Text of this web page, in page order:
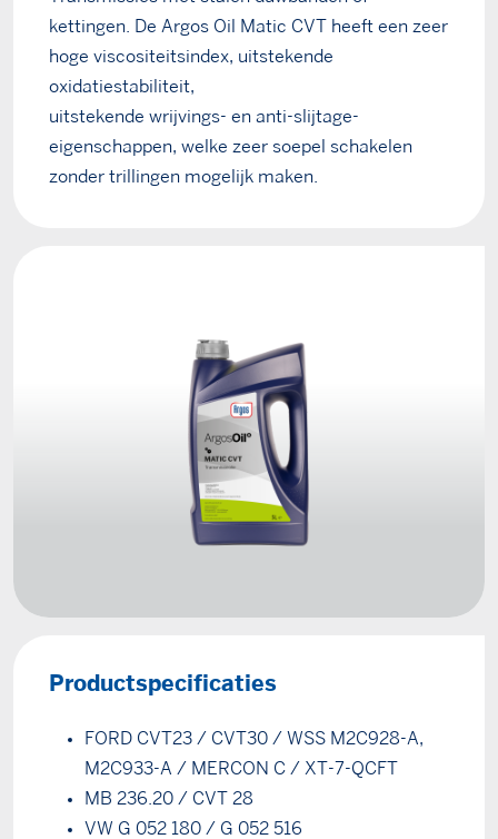
kettingen. De Argos Oil Matic CVT heeft een zeer
hoge viscositeitsindex, uitstekende
oxidatiestabiliteit,
uitstekende wrijvings- en anti-slijtage-
eigenschappen, welke zeer soepel schakelen
zonder trillingen mogelijk maken.
Productspecificaties
FORD CVT23 / CVT30 / WSS M2C928-A,
M2C933-A / MERCON C / XT-7-QCFT
MB 236.20 / CVT 28
VW G 052 180 / G 052 516